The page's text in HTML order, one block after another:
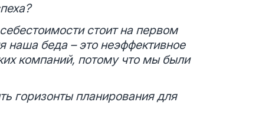
стоит на первом
наша беда – это неэффективное
компаний, потому что мы были
горизонты планирования для